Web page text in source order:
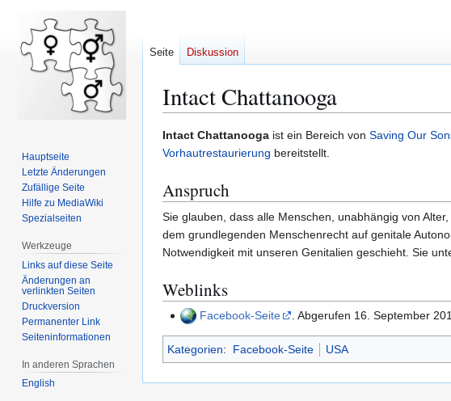
Intact Chattanooga
Zur
Navigation
Zur
Suche
Intact Chattanooga ist ein Bereich von Saving Our
Vorhautrestaurierung bereitstellt.
Anspruch
Sie glauben, dass alle Menschen, unabhängig von
dem grundlegenden Menschenrecht auf genitale
Notwendigkeit mit unseren Genitalien geschieht. Sie
Weblinks
Facebook-Seite . Abgerufen 16. September
Kategorien: Facebook-Seite USA
Seite Diskussion
Hauptseite
Letzte Änderungen
Zufällige Seite
Hilfe zu MediaWiki
Spezialseiten
Werkzeuge
Links auf diese Seite
Änderungen an
verlinkten Seiten
Druckversion
Permanenter Link
Seiten­­informationen
In anderen Sprachen
English